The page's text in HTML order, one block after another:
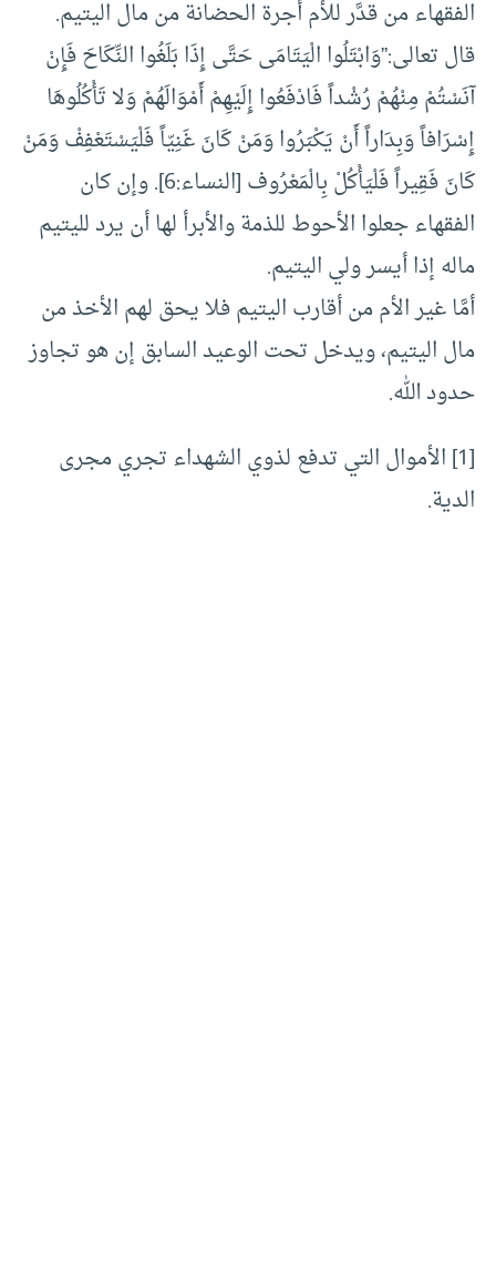
الفقهاء من قدَّر للأم أجرة الحضانة من مال اليتيم.
قال تعالى:”وَابْتَلُوا الْيَتَامَى حَتَّى إِذَا بَلَغُوا النِّكَاحَ فَإِنْ
آنَسْتُمْ مِنْهُمْ رُشْداً فَادْفَعُوا إِلَيْهِمْ أَمْوَالَهُمْ وَلا تَأْكُلُوهَا
إِسْرَافاً وَبِدَاراً أَنْ يَكْبَرُوا وَمَنْ كَانَ غَنِيّاً فَلْيَسْتَعْفِفْ وَمَنْ
كَانَ فَقِيراً فَلْيَأْكُلْ بِالْمَعْرُوف [النساء:6]. وإن كان
الفقهاء جعلوا الأحوط للذمة والأبرأ لها أن يرد لليتيم
ماله إذا أيسر ولي اليتيم.
أمَّا غير الأم من أقارب اليتيم فلا يحق لهم الأخذ من
مال اليتيم، ويدخل تحت الوعيد السابق إن هو تجاوز
حدود الله.
[1] الأموال التي تدفع لذوي الشهداء تجري مجرى
الدية.